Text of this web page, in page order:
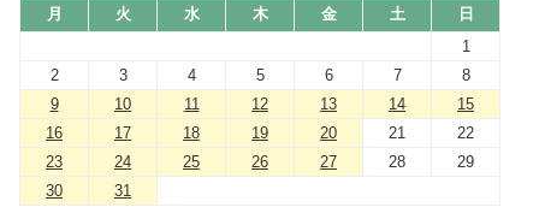
月 火 水 木 金 土
日
1
2
3 4 5 6 7
8
9
10 11 12 13 14
15
16
17 18 19 20 21
22
23
24 25 26 27 28
29
30
31